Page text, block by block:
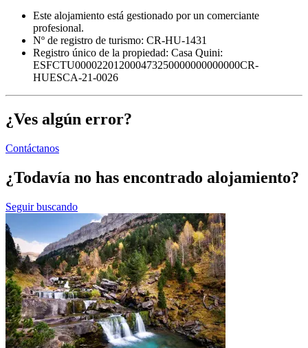
Este alojamiento está gestionado por un comerciante
profesional.
Nº de registro de turismo: CR-HU-1431
Registro único de la propiedad: Casa Quini:
ESFCTU000022012000473250000000000000CR-
HUESCA-21-0026
¿Ves algún error?
Contáctanos
¿Todavía no has encontrado alojamiento?
Seguir buscando